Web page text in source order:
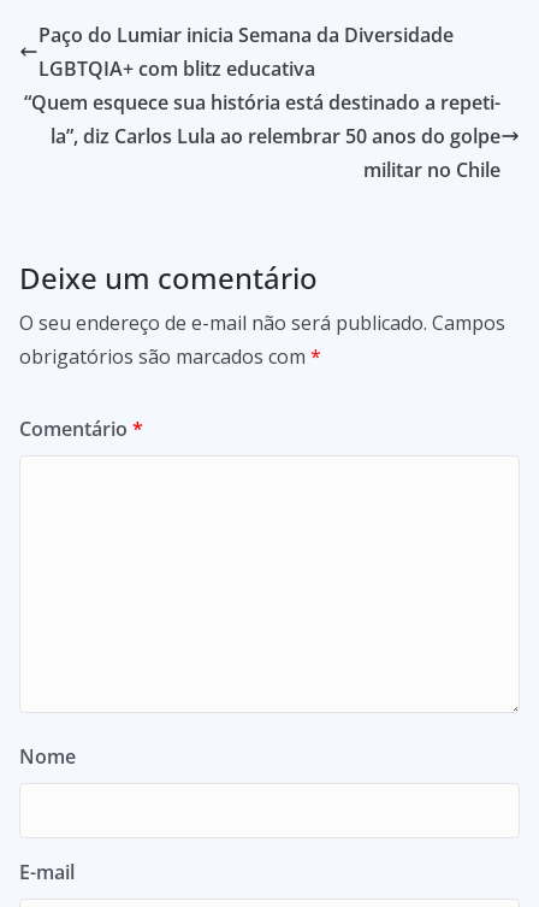
Paço do Lumiar inicia Semana da Diversidade
LGBTQIA+ com blitz educativa
“Quem esquece sua história está destinado a repeti-
la”, diz Carlos Lula ao relembrar 50 anos do golpe
militar no Chile
Deixe um comentário
O seu endereço de e-mail não será publicado. Campos
obrigatórios são marcados com *
Comentário *
Nome
E-mail